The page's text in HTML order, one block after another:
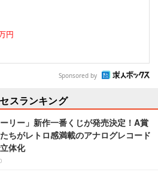
円
Sponsored by
スランキング
ーリー」新作一番くじが発売決定！A賞
ちがレトロ感満載のアナログレコード
体化